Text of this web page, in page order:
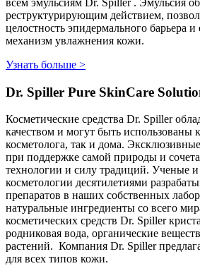
реструктурирующим действием,
целостность эпидермального барьера и
механизм увлажнения кожи.
Узнать больше >
Dr. Spiller Pure SkinCare
Косметические средства Dr. Spiller
качеством и могут быть использованы
косметолога, так и дома.
при поддержке самой природы и
технологии и силу традиций. Ученые и
косметологии десятилетиями
препаратов в наших собственных
натуральные ингредиенты со всего
косметических средств Dr. Spiller
родниковая вода, органические
растений. Компания Dr. Spiller
для всех типов кожи.